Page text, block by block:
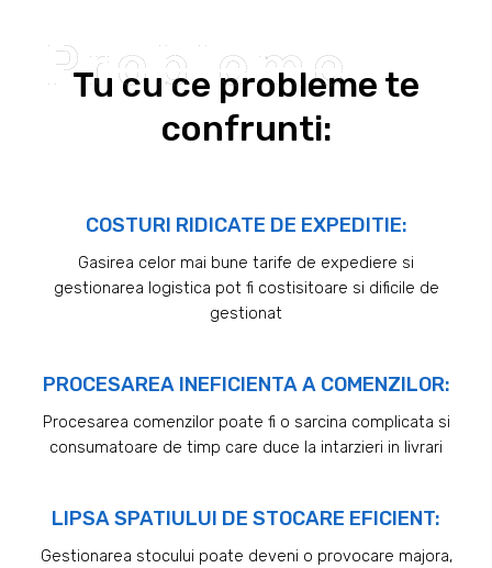
Tu cu ce probleme te
confrunti:
COSTURI RIDICATE DE EXPEDITIE:
Gasirea celor mai bune tarife de expediere si
gestionarea logistica pot fi costisitoare si dificile de
gestionat
PROCESAREA INEFICIENTA A COMENZILOR:
Procesarea comenzilor poate fi o sarcina complicata si
consumatoare de timp care duce la intarzieri in livrari
LIPSA SPATIULUI DE STOCARE EFICIENT:
Gestionarea stocului poate deveni o provocare majora,
Probleme